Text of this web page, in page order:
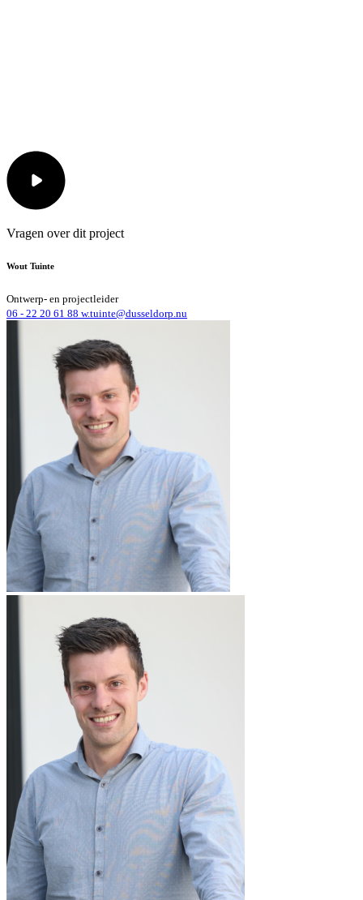
Vragen over dit project
Wout Tuinte
Ontwerp- en projectleider
06 - 22 20 61 88 w.tuinte@dusseldorp.nu